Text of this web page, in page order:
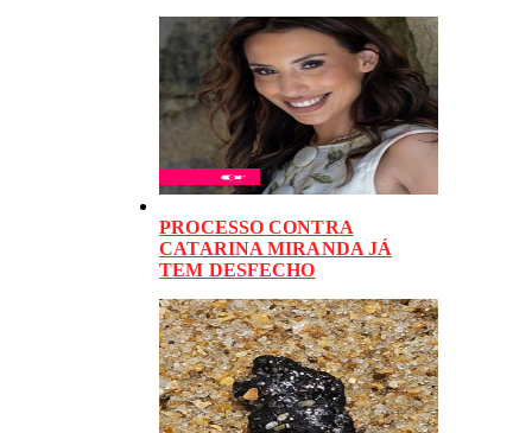
PROCESSO CONTRA
CATARINA MIRANDA JÁ
TEM DESFECHO